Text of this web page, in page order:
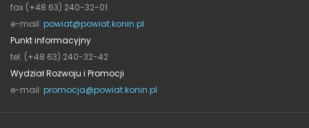
fax (+48 63) 240-32-01
e-mail: powiat@powiat.konin.pl
Punkt informacyjny
tel. (+48 63) 240-32-42
Wydział Rozwoju i Promocji
e-mail: promocja@powiat.konin.pl